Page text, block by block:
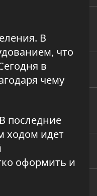
В
что
в
чему
последние
ходом идет
оформить и